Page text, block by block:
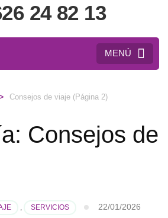
24 82 13
MENÚ
Consejos de viaje (Página 2)
Consejos de
, SERVICIOS 22/01/2026